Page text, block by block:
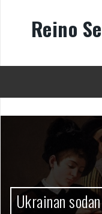
Reino
Ukrainan